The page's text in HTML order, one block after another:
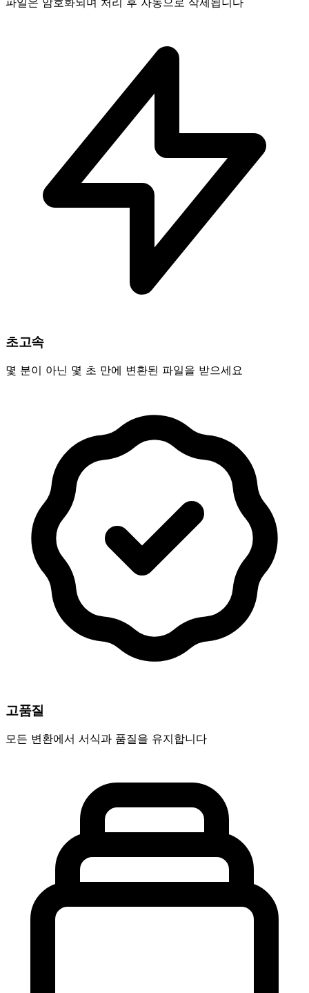
초고속
몇 분이 아닌 몇 초 만에 변환된 파일을 받으세요
고품질
모든 변환에서 서식과 품질을 유지합니다